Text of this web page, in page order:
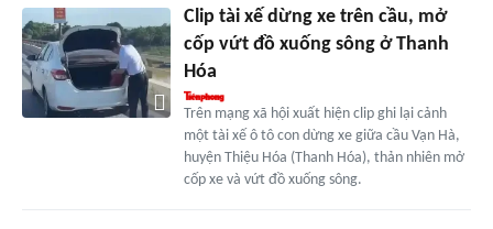
Clip tài xế dừng xe trên cầu, mở
cốp vứt đồ xuống sông ở Thanh
Hóa
Trên mạng xã hội xuất hiện clip ghi lại cảnh
một tài xế ô tô con dừng xe giữa cầu Vạn Hà,
huyện Thiệu Hóa (Thanh Hóa), thản nhiên mở
cốp xe và vứt đồ xuống sông.